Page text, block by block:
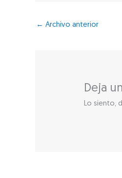
← Archivo anterior
Deja
Lo siento,